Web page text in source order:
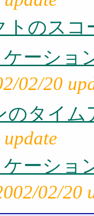
トのスコ
ケーショ
02/20
のタイム
ケーショ
02/20